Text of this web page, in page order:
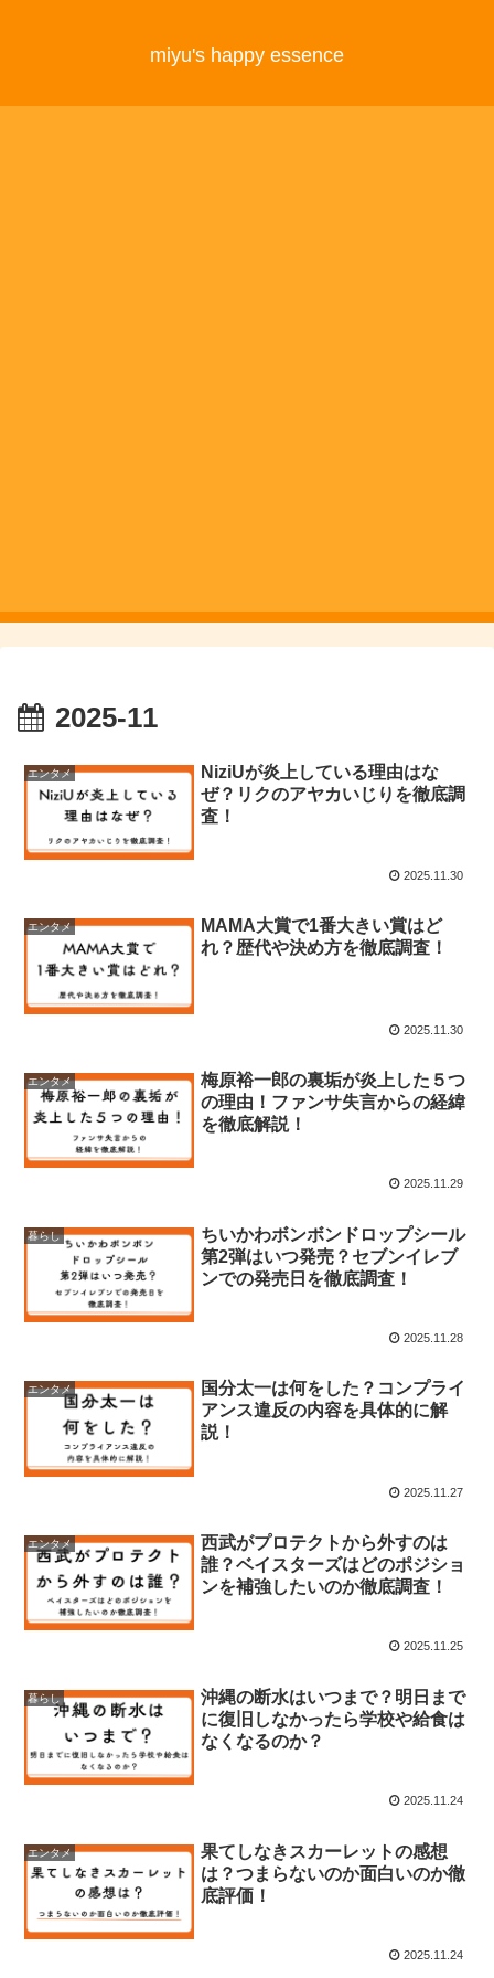
miyu's happy essence
2025-11
エンタメ
NiziUが炎上している理由はな
ぜ？リクのアヤカいじりを徹底調
査！
2025.11.30
エンタメ
MAMA大賞で1番大きい賞はど
れ？歴代や決め方を徹底調査！
2025.11.30
エンタメ
梅原裕一郎の裏垢が炎上した５つ
の理由！ファンサ失言からの経緯
を徹底解説！
2025.11.29
暮らし
ちいかわボンボンドロップシール
第2弾はいつ発売？セブンイレブ
ンでの発売日を徹底調査！
2025.11.28
エンタメ
国分太一は何をした？コンプライ
アンス違反の内容を具体的に解
説！
2025.11.27
エンタメ
西武がプロテクトから外すのは
誰？ベイスターズはどのポジショ
ンを補強したいのか徹底調査！
2025.11.25
暮らし
沖縄の断水はいつまで？明日まで
に復旧しなかったら学校や給食は
なくなるのか？
2025.11.24
エンタメ
果てしなきスカーレットの感想
は？つまらないのか面白いのか徹
底評価！
2025.11.24